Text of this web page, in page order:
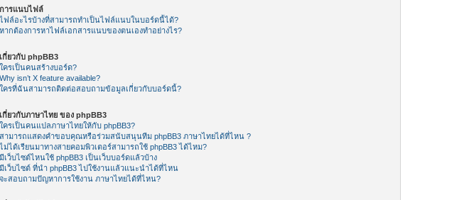
การแนบไฟล์
ไฟล์อะไรบ้างที่สามารถทำเป็นไฟล์แนบในบอร์ดนี้ได้?
หากต้องการหาไฟล์เอกสารแนบของตนเองทำอย่างไร?
เกี่ยวกับ phpBB3
ใครเป็นคนสร้างบอร์ด?
Why isn’t X feature available?
ใครที่ฉันสามารถติดต่อสอบถามข้อมูลเกี่ยวกับบอร์ดนี้?
เกี่ยวกับภาษาไทย ของ phpBB3
ใครเป็นคนแปลภาษาไทยให้กับ phpBB3?
สามารถแสดงคำขอบคุณหรือร่วมสนับสนุนทีม phpBB3 ภาษาไทยได้ที่ไหน ?
ไม่ได้เรียนมาทางสายคอมพิวเตอร์สามารถใช้ phpBB3 ได้ไหม?
มีเว็บไซต์ไหนใช้ phpBB3 เป็นเว็บบอร์ดแล้วบ้าง
มีเว็บไซต์ ที่นำ phpBB3 ไปใช้งานแล้วแนะนำได้ที่ไหน
จะสอบถามปัญหาการใช้งาน ภาษาไทยได้ที่ไหน?